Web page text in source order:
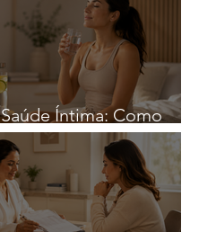
Íntima: Como
Risco de Infeções